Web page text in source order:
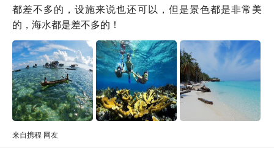
都差不多的，设施来说也还可以，但是景色都是非常美
的，海水都是差不多的！
来自携程 网友